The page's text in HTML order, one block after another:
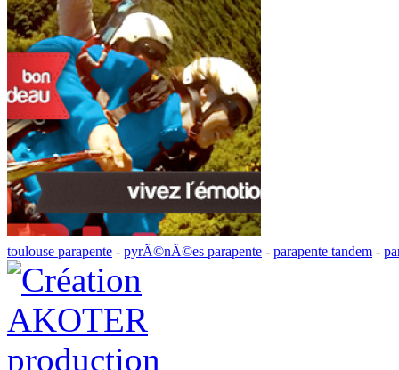
toulouse parapente - pyrÃ©nÃ©es parapente - parapente tandem -